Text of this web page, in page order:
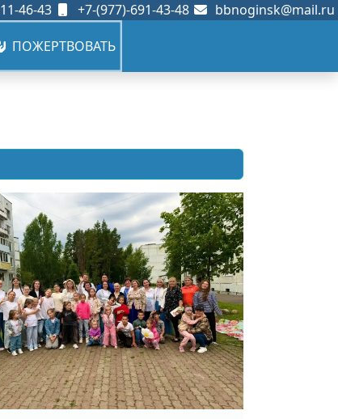
46-43 +7-(977)-691-43-48 bbnoginsk@mail.ru
ПОЖЕРТВОВАТЬ